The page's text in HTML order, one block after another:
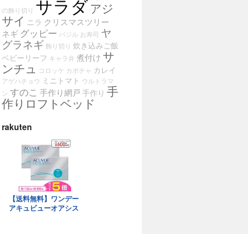
の飾り切り サラダ アジ
サイ ニラ クリスマスツリー
ネギ グッピー バジル お寿司 ヤ
グラネギ 飾り切り 炊き込みご飯
ベビーリーフ キャラ弁 煮付け サ
ンチュ
コロッケ カボチャ カレイ
アゲハチョウ ミニトマト ウルトラマ
ン すのこ 手作り網戸 手作り 手
作りロフトベッド
rakuten